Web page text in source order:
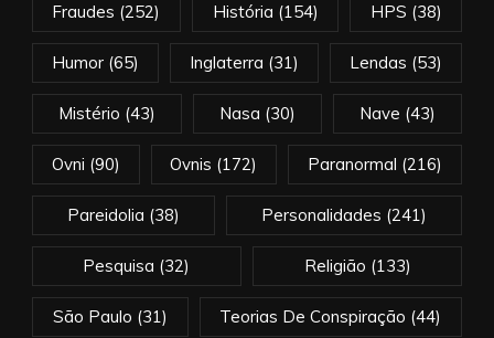
Fraudes (252) História (154) HPS (38)
Humor(65) Inglaterra (31) Lendas (53)
Mistério (43) Nasa (30) Nave (43)
Ovni (90) Ovnis (172) Paranormal (216)
Pareidolia (38) Personalidades (241)
Pesquisa (32) Religião (133)
São Paulo (31) Teorias De Conspiração (44)